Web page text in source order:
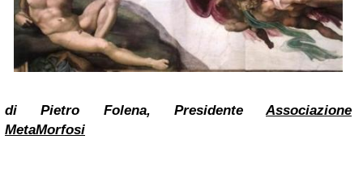
di Pietro Folena, Presidente Associazione
MetaMorfosi